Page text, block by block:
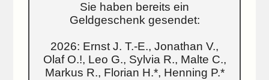
Sie haben bereits ein
Geldgeschenk gesendet:
2026: Ernst J. T.-E., Jonathan V.,
Olaf O.!, Leo G., Sylvia R., Malte C.,
Markus R., Florian H.*, Henning P.*